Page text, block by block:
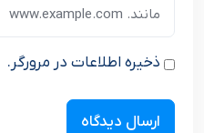
ذخیره اطلاعات در مرورگر.